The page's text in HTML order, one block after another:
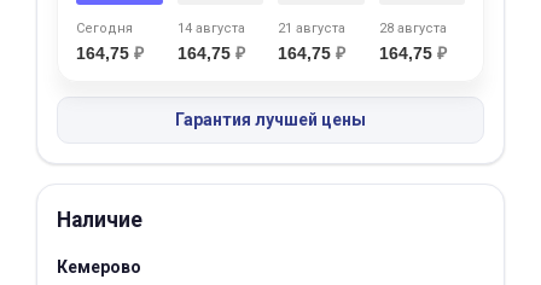
Сегодня
164,75 ₽
14 августа
164,75 ₽
21 августа
164,75 ₽
28 августа
164,75 ₽
Гарантия лучшей цены
Наличие
Кемерово
об оплате Плайтом
Остались вопросы?
8 800 302-02-51